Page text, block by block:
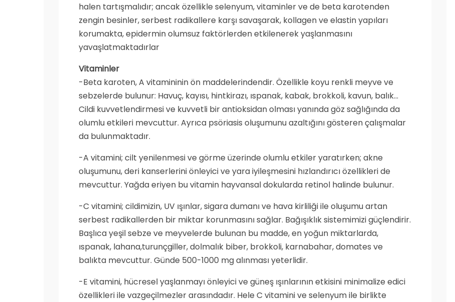
halen tartışmalıdır; ancak özellikle selenyum, vitaminler ve de beta karotenden
zengin besinler, serbest radikallere karşı savaşarak, kollagen ve elastin yapıları
korumakta, epidermin olumsuz faktörlerden etkilenerek yaşlanmasını
yavaşlatmaktadırlar
Vitaminler
-Beta karoten, A vitamininin ön maddelerindendir. Özellikle koyu renkli meyve ve
sebzelerde bulunur: Havuç, kayısı, hintkirazı, ıspanak, kabak, brokkoli, kavun, balık…
Cildi kuvvetlendirmesi ve kuvvetli bir antioksidan olması yanında göz sağlığında da
olumlu etkileri mevcuttur. Ayrıca psöriasis oluşumunu azaltığını gösteren çalışmalar
da bulunmaktadır.
-A vitamini; cilt yenilenmesi ve görme üzerinde olumlu etkiler yaratırken; akne
oluşumunu, deri kanserlerini önleyici ve yara iyileşmesini hızlandırıcı özellikleri de
mevcuttur. Yağda eriyen bu vitamin hayvansal dokularda retinol halinde bulunur.
-C vitamini; cildimizin, UV ışınlar, sigara dumanı ve hava kirliliği ile oluşumu artan
serbest radikallerden bir miktar korunmasını sağlar. Bağışıklık sistemimizi güçlendirir.
Başlıca yeşil sebze ve meyvelerde bulunan bu madde, en yoğun miktarlarda,
ıspanak, lahana,turunçgiller, dolmalık biber, brokkoli, karnabahar, domates ve
balıkta mevcuttur. Günde 500-1000 mg alınması yeterlidir.
-E vitamini, hücresel yaşlanmayı önleyici ve güneş ışınlarının etkisini minimalize edici
özellikleri ile vazgeçilmezler arasındadır. Hele C vitamini ve selenyum ile birlikte